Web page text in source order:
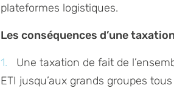
plateformes logistiques.
Les conséquences d’une
Une taxation de fait de
ETI jusqu’aux grands groupes